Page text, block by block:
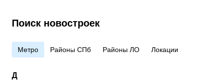
Поиск новостроек
Метро Районы СПб Районы ЛО Локации
Д